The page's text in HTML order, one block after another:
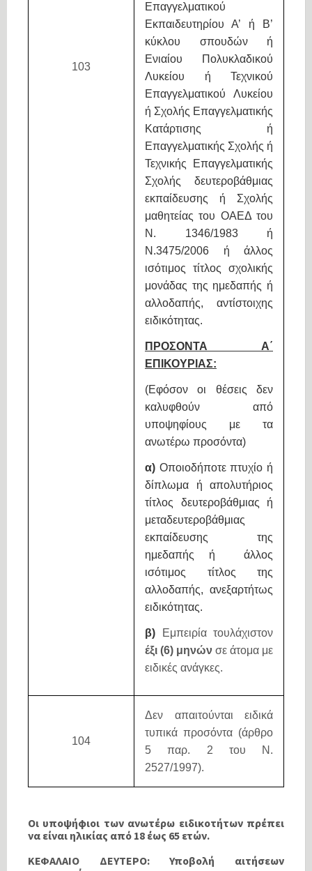
103
Επαγγελματικού
Εκπαιδευτηρίου Α’ ή Β’
κύκλου σπουδών ή
Ενιαίου Πολυκλαδικού
Λυκείου ή Τεχνικού
Επαγγελματικού Λυκείου
ή Σχολής Επαγγελματικής
Κατάρτισης ή
Επαγγελματικής Σχολής ή
Τεχνικής Επαγγελματικής
Σχολής δευτεροβάθμιας
εκπαίδευσης ή Σχολής
μαθητείας του ΟΑΕΔ του
Ν. 1346/1983 ή
Ν.3475/2006 ή άλλος
ισότιμος τίτλος σχολικής
μονάδας της ημεδαπής ή
αλλοδαπής, αντίστοιχης
ειδικότητας.
ΠΡΟΣΟΝΤΑ Α΄
ΕΠΙΚΟΥΡΙΑΣ:
(Εφόσον οι θέσεις δεν
καλυφθούν από
υποψηφίους με τα
ανωτέρω προσόντα)
α) Οποιοδήποτε πτυχίο ή
δίπλωμα ή απολυτήριος
τίτλος δευτεροβάθμιας ή
μεταδευτεροβάθμιας
εκπαίδευσης της
ημεδαπής ή άλλος
ισότιμος τίτλος της
αλλοδαπής, ανεξαρτήτως
ειδικότητας.
β)
Εμπειρία τουλάχιστον
έξι (6) μηνών σε άτομα με
ειδικές ανάγκες.
104
Δεν απαιτούνται ειδικά
τυπικά προσόντα (άρθρο
5 παρ. 2 του Ν.
2527/1997).
Οι υποψήφιοι των ανωτέρω ειδικοτήτων πρέπει
να είναι ηλικίας από 18 έως 65 ετών.
ΚΕΦΑΛΑΙΟ ΔΕΥΤΕΡΟ: Υποβολή αιτήσεων